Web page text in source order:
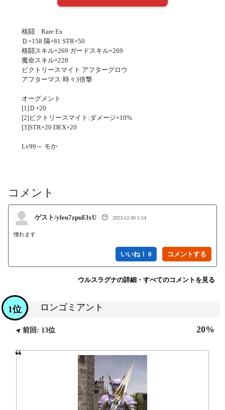
格闘 Rare Ex
Ｄ+158 隔+81 STR+50
格闘スキル+269 ガードスキル+269
魔命スキル+228
ビクトリースマイト アフターグロウ
アフターマス:時々3倍撃
オーグメント
[1]Ｄ+20
[2]ビクトリースマイト:ダメージ+10%
[3]STR+20 DEX+20
Lv99～ モか
コメント
ゲスト/yleu7zpuElxU 😶 2023-12-30 1:54
憧れます
いいね！ 0
ウルスラグナの詳細・すべてのコメントを見る
ロンゴミアント
1位
前回: 13位 20%